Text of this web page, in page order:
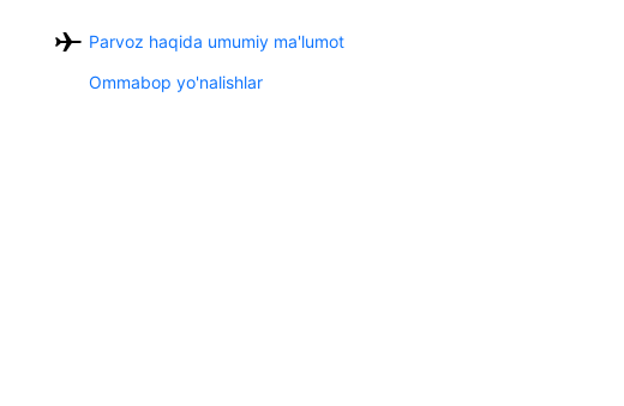
Parvoz haqida umumiy ma'lumot
Ommabop yo'nalishlar